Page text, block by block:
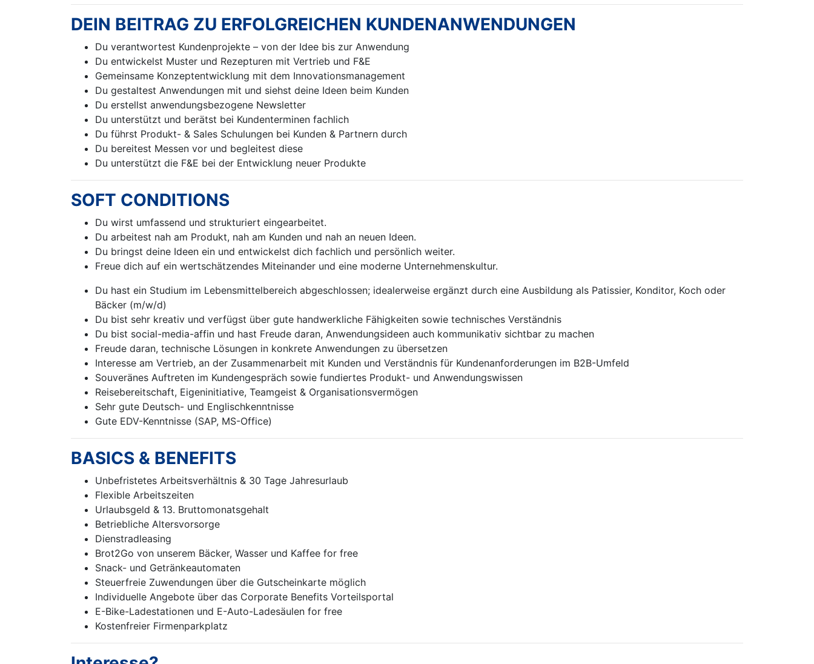
DEIN BEITRAG ZU ERFOLGREICHEN KUNDENANWENDUNGEN
Du verantwortest Kundenprojekte – von der Idee bis zur Anwendung
Du entwickelst Muster und Rezepturen mit Vertrieb und F&E
Gemeinsame Konzeptentwicklung mit dem Innovationsmanagement
Du gestaltest Anwendungen mit und siehst deine Ideen beim Kunden
Du erstellst anwendungsbezogene Newsletter
Du unterstützt und berätst bei Kundenterminen fachlich
Du führst Produkt- & Sales Schulungen bei Kunden & Partnern durch
Du bereitest Messen vor und begleitest diese
Du unterstützt die F&E bei der Entwicklung neuer Produkte
SOFT CONDITIONS
Du wirst umfassend und strukturiert eingearbeitet.
Du arbeitest nah am Produkt, nah am Kunden und nah an neuen Ideen.
Du bringst deine Ideen ein und entwickelst dich fachlich und persönlich weiter.
Freue dich auf ein wertschätzendes Miteinander und eine moderne Unternehmenskultur.
Du hast ein Studium im Lebensmittelbereich abgeschlossen; idealerweise ergänzt durch eine Ausbildung als Patissier, Konditor, Koch oder
Bäcker (m/w/d)
Du bist sehr kreativ und verfügst über gute handwerkliche Fähigkeiten sowie technisches Verständnis
Du bist social-media-affin und hast Freude daran, Anwendungsideen auch kommunikativ sichtbar zu machen
Freude daran, technische Lösungen in konkrete Anwendungen zu übersetzen
Interesse am Vertrieb, an der Zusammenarbeit mit Kunden und Verständnis für Kundenanforderungen im B2B-Umfeld
Souveränes Auftreten im Kundengespräch sowie fundiertes Produkt- und Anwendungswissen
Reisebereitschaft, Eigeninitiative, Teamgeist & Organisationsvermögen
Sehr gute Deutsch- und Englischkenntnisse
Gute EDV-Kenntnisse (SAP, MS-Office)
BASICS & BENEFITS
Unbefristetes Arbeitsverhältnis & 30 Tage Jahresurlaub
Flexible Arbeitszeiten
Urlaubsgeld & 13. Bruttomonatsgehalt
Betriebliche Altersvorsorge
Dienstradleasing
Brot2Go von unserem Bäcker, Wasser und Kaffee for free
Snack- und Getränkeautomaten
Steuerfreie Zuwendungen über die Gutscheinkarte möglich
Individuelle Angebote über das Corporate Benefits Vorteilsportal
E-Bike-Ladestationen und E-Auto-Ladesäulen for free
Kostenfreier Firmenparkplatz